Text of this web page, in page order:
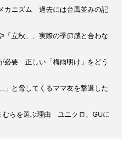
カニズム 過去には台風並みの記
「立秋」、実際の季節感と合わな
必要 正しい「梅雨明け」をどう
」と脅してくるママ友を撃退した
むらを選ぶ理由 ユニクロ、GUに